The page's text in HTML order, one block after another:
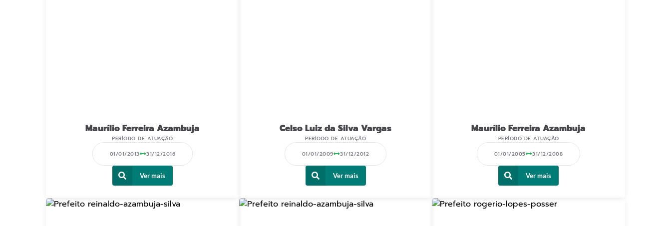
Maurílio Ferreira Azambuja
PERÍODO DE ATUAÇÃO
01/01/2013 31/12/2016
Ver mais
Celso Luiz da Silva Vargas
PERÍODO DE ATUAÇÃO
01/01/2009 31/12/2012
Ver mais
Maurílio Ferreira Azambuja
PERÍODO DE ATUAÇÃO
01/01/2005 31/12/2008
Ver mais